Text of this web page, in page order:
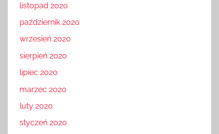
listopad 2020
październik 2020
wrzesień 2020
sierpień 2020
lipiec 2020
marzec 2020
luty 2020
styczeń 2020